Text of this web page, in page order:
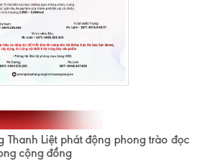
Thanh Liệt phát động phong trào đọc
cộng đồng